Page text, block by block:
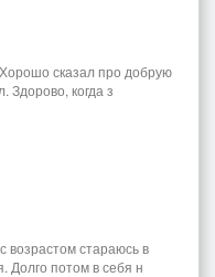
сказал про добрую
Здорово, когда з
возрастом стараюсь в
Долго потом в себя н